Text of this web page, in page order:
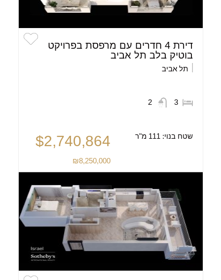
דירת 4 חדרים עם מרפסת בפרויקט
בוטיק בלב תל אביב
תל אביב
3
2
שטח בנוי: 111 מ"ר $2,740,864
₪8,250,000